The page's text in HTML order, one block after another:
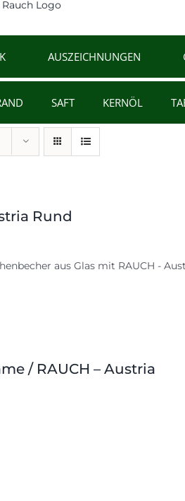
AUSZEICHNUNGEN
SAFT KERNÖL
Rund
aus Glas mit RAUCH -
/ RAUCH – Austria